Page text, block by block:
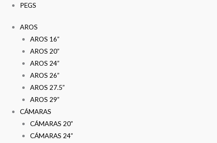
PEGS
AROS
AROS 16”
AROS 20”
AROS 24”
AROS 26”
AROS 27.5”
AROS 29”
CÁMARAS
CÁMARAS 20”
CÁMARAS 24”